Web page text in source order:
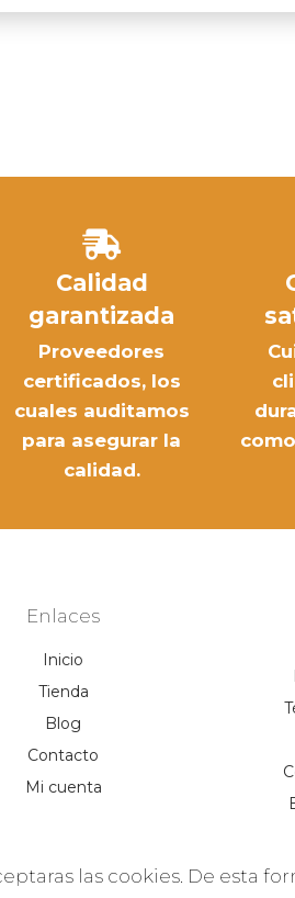
Calidad
garantizada
Proveedores
certificados, los
cuales auditamos
para asegurar la
calidad.
Enlaces
Inicio
Tienda
Blog
Contacto
Mi cuenta
las cookies. De esta